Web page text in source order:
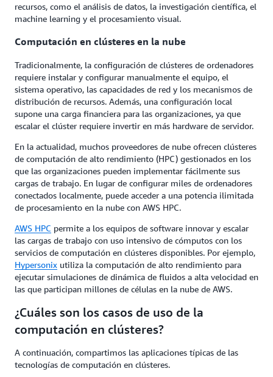
recursos, como el análisis de datos, la investigación científica, el
machine learning y el procesamiento visual.
Computación en clústeres en la nube
Tradicionalmente, la configuración de clústeres de ordenadores
requiere instalar y configurar manualmente el equipo, el
sistema operativo, las capacidades de red y los mecanismos de
distribución de recursos. Además, una configuración local
supone una carga financiera para las organizaciones, ya que
escalar el clúster requiere invertir en más hardware de servidor.
En la actualidad, muchos proveedores de nube ofrecen clústeres
de computación de alto rendimiento (HPC) gestionados en los
que las organizaciones pueden implementar fácilmente sus
cargas de trabajo. En lugar de configurar miles de ordenadores
conectados localmente, puede acceder a una potencia ilimitada
de procesamiento en la nube con AWS HPC.
AWS HPC permite a los equipos de software innovar y escalar
las cargas de trabajo con uso intensivo de cómputos con los
servicios de computación en clústeres disponibles. Por ejemplo,
Hypersonix utiliza la computación de alto rendimiento para
ejecutar simulaciones de dinámica de fluidos a alta velocidad en
las que participan millones de células en la nube de AWS.
¿Cuáles son los casos de uso de la
computación en clústeres?
A continuación, compartimos las aplicaciones típicas de las
tecnologías de computación en clústeres.